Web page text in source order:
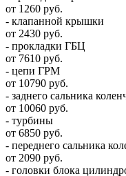
от 1260 руб.
- клапанной крышки
от 2430 руб.
- прокладки ГБЦ
от 7610 руб.
- цепи ГРМ
от 10790 руб.
- заднего сальника
от 10060 руб.
- турбины
от 6850 руб.
- переднего сальника
от 2090 руб.
- головки блока